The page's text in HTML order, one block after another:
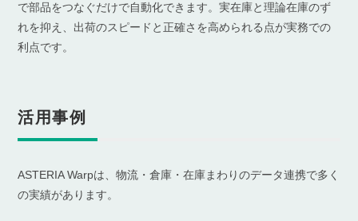
で部品をつなぐだけで自動化できます。実在庫と理論在庫のず
れを抑え、出荷のスピードと正確さを高められる点が実務での
利点です。
活用事例
ASTERIA Warpは、物流・倉庫・在庫まわりのデータ連携で多く
の実績があります。